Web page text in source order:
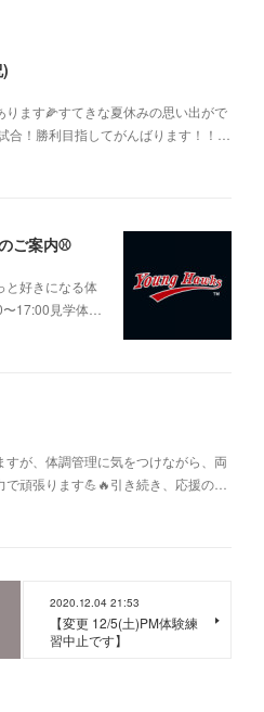
ます🌽すてきな夏休みの思い出がで
！勝利目指してがんばります！！…
ご案内⚾️
と好きになる体
17:00見学体…
が、体調管理に気をつけながら、両
頑張ります💪🔥引き続き、応援の…
2020.12.04 21:53
【変更 12/5(土)PM体験練
習中止です】